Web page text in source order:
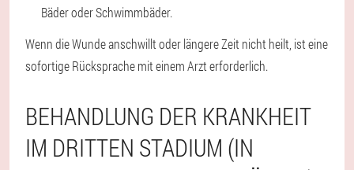
Bäder oder Schwimmbäder.
Wenn die Wunde anschwillt oder längere Zeit nicht heilt, ist eine
sofortige Rücksprache mit einem Arzt erforderlich.
BEHANDLUNG DER KRANKHEIT
IM DRITTEN STADIUM (IN